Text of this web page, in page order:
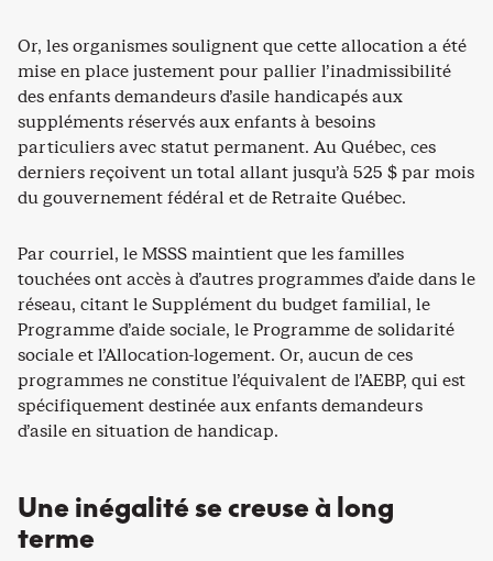
Or, les organismes soulignent que cette allocation a été
mise en place justement pour pallier l’inadmissibilité
des enfants demandeurs d’asile handicapés aux
suppléments réservés aux enfants à besoins
particuliers avec statut permanent. Au Québec, ces
derniers reçoivent un total allant jusqu’à 525 $ par mois
du gouvernement fédéral et de Retraite Québec.
Par courriel, le MSSS maintient que les familles
touchées ont accès à d’autres programmes d’aide dans le
réseau, citant le Supplément du budget familial, le
Programme d’aide sociale, le Programme de solidarité
sociale et l’Allocation-logement. Or, aucun de ces
programmes ne constitue l’équivalent de l’AEBP, qui est
spécifiquement destinée aux enfants demandeurs
d’asile en situation de handicap.
Une inégalité se creuse à long
terme